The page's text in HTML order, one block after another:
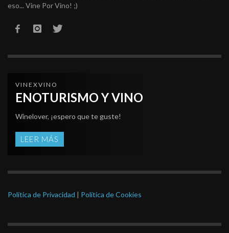
eso... Vine Por Vino! ;)
VINEXVINO
ENOTURISMO Y VINO
Winelover, ¡espero que te guste!
LEER MÁS
Política de Privacidad | Política de Cookies